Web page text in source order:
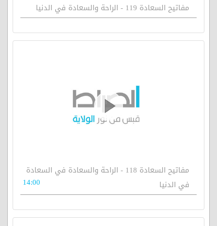
مفاتيح السعادة 119 - الراحة والسعادة في الدنيا
مفاتيح السعادة 118 - الراحة والسعادة في السعادة
في الدنيا
14:00